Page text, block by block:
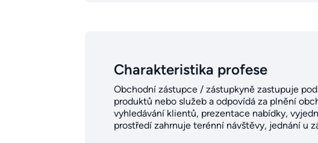
Charakteristika profese
Obchodní zástupce / zástupkyně zastupuje
produktů nebo služeb a odpovídá za plnění
vyhledávání klientů, prezentace nabídky,
prostředí zahrnuje terénní návštěvy, jednání u